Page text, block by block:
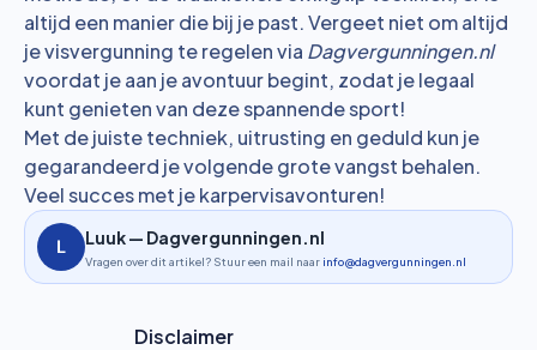
altijd een manier die bij je past. Vergeet niet om altijd
je visvergunning te regelen via Dagvergunningen.nl
voordat je aan je avontuur begint, zodat je legaal
kunt genieten van deze spannende sport!
Met de juiste techniek, uitrusting en geduld kun je
gegarandeerd je volgende grote vangst behalen.
Veel succes met je karpervisavonturen!
Luuk — Dagvergunningen.nl
Vragen over dit artikel? Stuur een mail naar info@dagvergunningen.nl
Disclaimer